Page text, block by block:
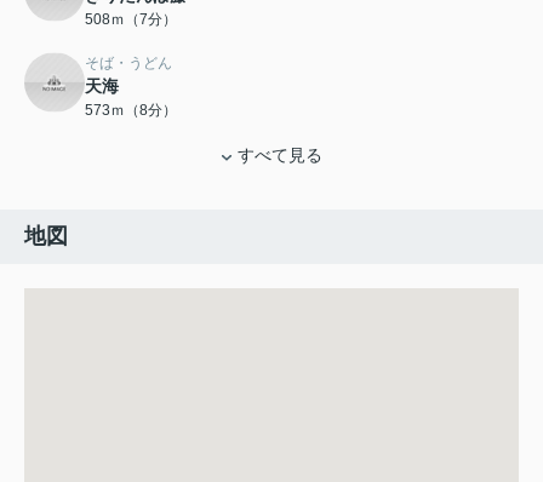
508ｍ（7分）
そば・うどん
天海
573ｍ（8分）
すべて見る
地図